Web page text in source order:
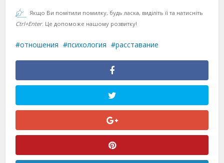
Якщо Ви помітили помилку, будь ласка, виділіть її та натисніть
Ctrl+Enter. Це допоможе нашому розвитку!
отношения психология расставание